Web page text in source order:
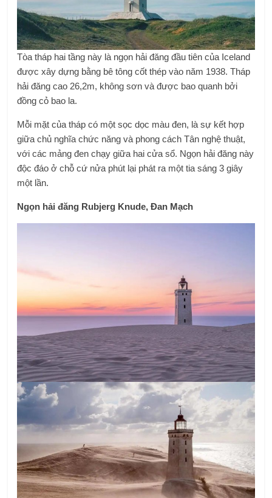
Tòa tháp hai tầng này là ngọn hải đăng đầu tiên của Iceland
được xây dựng bằng bê tông cốt thép vào năm 1938. Tháp
hải đăng cao 26,2m, không sơn và được bao quanh bởi
đồng cỏ bao la.
Mỗi mặt của tháp có một sọc dọc màu đen, là sự kết hợp
giữa chủ nghĩa chức năng và phong cách Tân nghệ thuật,
với các mảng đen chạy giữa hai cửa sổ. Ngọn hải đăng này
độc đáo ở chỗ cứ nửa phút lại phát ra một tia sáng 3 giây
một lần.
Ngọn hải đăng Rubjerg Knude, Đan Mạch